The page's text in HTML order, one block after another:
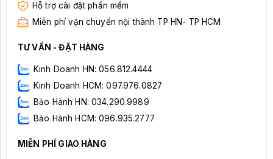
Hỗ trợ cài đặt phần mềm
Miễn phí vận chuyển nội thành TP HN- TP HCM
TƯ VẤN - ĐẶT HÀNG
Kinh Doanh HN: 056.812.4444
Kinh Doanh HCM: 097.976.0827
Bảo Hành HN: 034.290.9989
Bảo Hành HCM: 096.935.2777
MIỄN PHÍ GIAO HÀNG